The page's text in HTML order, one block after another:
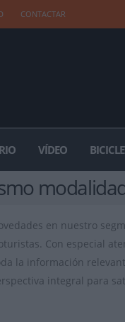
CONTACTAR
VÍDEO
en nuestro
Con especial
la información
integral para